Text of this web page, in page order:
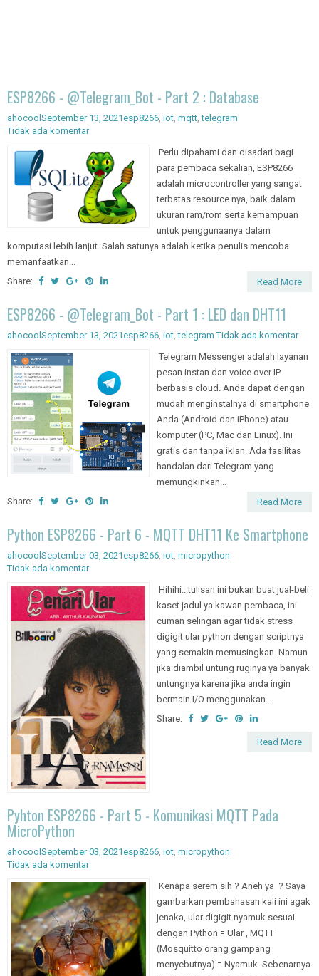
ESP8266 - @Telegram_Bot - Part 2 : Database
ahocool September 13, 2021esp8266, iot, mqtt,telegram
Tidak ada komentar
Perlu dipahami dan disadari bagi
para pembaca sekalian, ESP8266
adalah microcontroller yang sangat
terbatas resource nya, baik dalam
ukuran ram/rom serta kemampuan
untuk penggunaanya dalam
komputasi lebih lanjut. Salah satunya adalah ketika penulis mencoba
memanfaatkan...
Share:
Read More
ESP8266 - @Telegram_Bot - Part 1 : LED dan DHT11
ahocool September 13, 2021esp8266, iot,telegram Tidak ada komentar
Telegram Messenger adalah layanan
pesan instan dan voice over IP
berbasis cloud. Anda dapat dengan
mudah menginstalnya di smartphone
Anda (Android dan iPhone) atau
komputer (PC, Mac dan Linux). Ini
gratis dan tanpa iklan. Ada fasilitas
handalan dari Telegram yang
memungkinkan...
Share:
Read More
Python ESP8266 - Part 6 - MQTT DHT11 Ke Smartphone
ahocool September 03, 2021esp8266, iot, micropython
Tidak ada komentar
Hihihi...tulisan ini bukan buat jual-beli
kaset jadul ya kawan pembaca, ini
cuman selingan agar tidak stress
digigit ular python dengan scriptnya
yang semakin memusingkan. Namun
jika diambil untung ruginya ya banyak
untungnya karena jika anda ingin
bermain I/O menggunakan...
Share:
Read More
Pyhton ESP8266 - Part 5 - Komunikasi MQTT Pada
MicroPython
ahocoolSeptember 03, 2021esp8266 iot micropython
Tidak ada komentar
Kenapa serem sih ? Aneh ya ? Saya
gambarkan pembahasan kali ini agak
jenaka, ular digigit nyamuk sesuai
dengan Python = Ular , MQTT
(Mosquitto orang gampang
menyebutnya) = Nyamuk. Sebenarnya